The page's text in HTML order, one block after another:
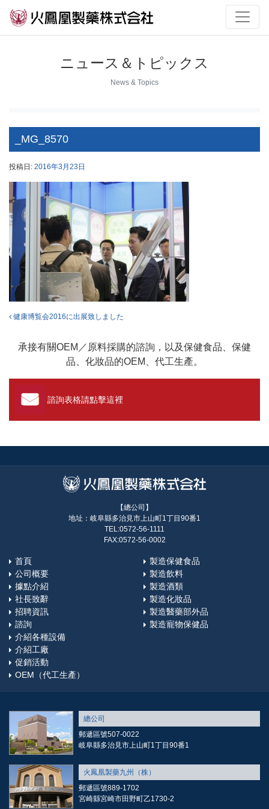
ニュース＆トピックス
News & Topics
_MG_8570
投稿日: 2016年3月23日
投稿ナビゲーション
健康博覧会2016に出展致しました
承接有關OEM／原料採購的諮詢，以及保健食品、保健
品、化妝品的OEM、代工生產。
諮詢表格請點擊這裡
【總公司】
地址：岐阜縣多治見市上山町1丁目90番1
TEL:0572-56-1111
FAX:0572-56-0002
首頁
公司概要
據點介紹
社長致辭
招聘資訊
諮詢
製造保健食品
製造飲料
製造酒類
製造化妝品
製造醫藥部外品
製造寵物保健品
介紹各種設備
介紹工廠
促銷活動
OEM（代工生產）
總公司
郵遞區號507-0022
岐阜縣多治見市上山町1丁目90番1
火鳳凰製藥九州（株）
郵遞區號889-1702
宮崎縣宮崎市田野町乙1730-2